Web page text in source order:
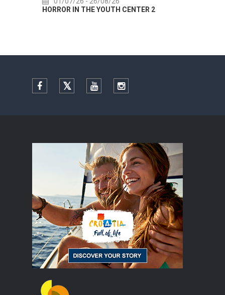
HORROR IN THE YOUTH CENTER 2
Facebook TwitterYouTubeInstagram